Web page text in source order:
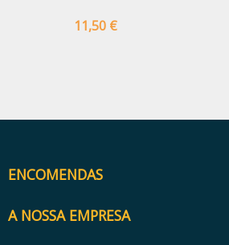
Preço
11,50 €
ENCOMENDAS
A NOSSA EMPRESA